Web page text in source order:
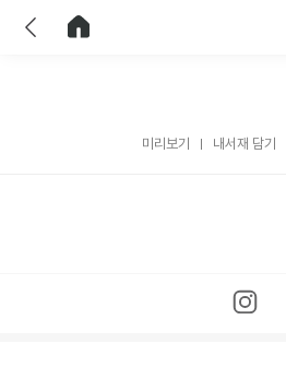
미리보기 내서재 담기